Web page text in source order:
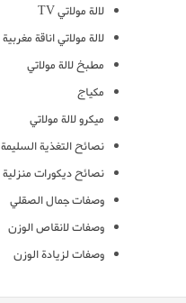
لالة مولاتي TV
لالة مولاتي اناقة مغربية
مطبخ لالة مولاتي
مكياج
ميكرو لالة مولاتي
نصائح التغذية السليمة
نصائح ديكورات منزلية
وصفات جمال الصقلي
وصفات لانقاص الوزن
وصفات لزيادة الوزن